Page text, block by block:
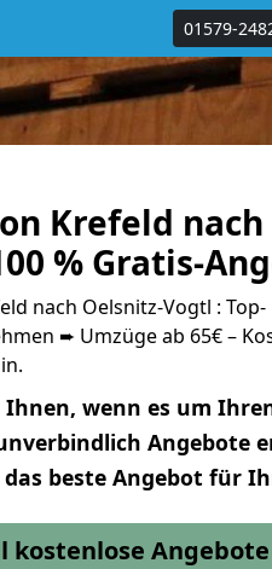
01579-
Krefeld
% Gratis-
nach Oelsnitz-Vogtl : Top-
➨ Umzüge ab 65€ –
wenn es um
Angebote
das beste Angebot für
kostenlose